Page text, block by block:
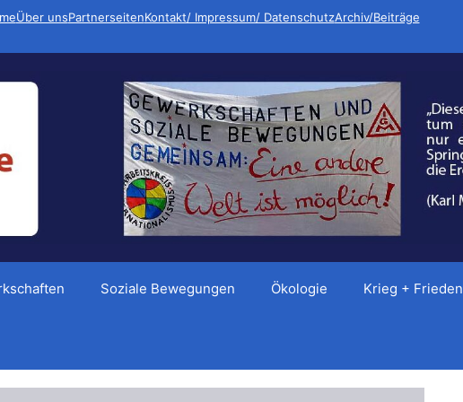
Über unsPartnerseitenKontakt/ Impressum/ DatenschutzArchiv/Beiträge
Soziale Bewegungen Ökologie Krieg + Frieden